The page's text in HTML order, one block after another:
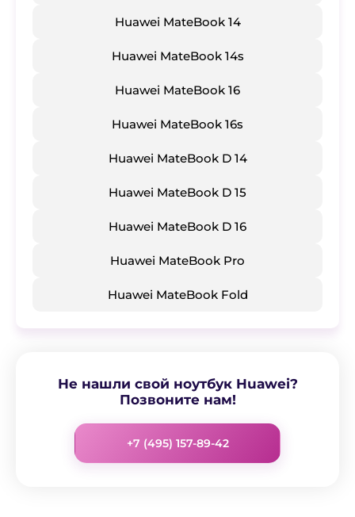
Huawei MateBook 14
Huawei MateBook 14s
Huawei MateBook 16
Huawei MateBook 16s
Huawei MateBook D 14
Huawei MateBook D 15
Huawei MateBook D 16
Huawei MateBook Pro
Huawei MateBook Fold
Не нашли свой ноутбук Huawei?
Позвоните нам!
+7 (495) 157-89-42